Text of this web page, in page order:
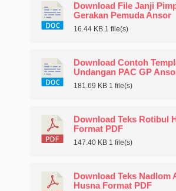
Download File Janji
Gerakan Pemuda Ansor
16.44 KB 1 file(s)
Download Contoh
Undangan PAC GP
181.69 KB 1 file(s)
Download Teks Rotibul
Format PDF
147.40 KB 1 file(s)
Download Teks Nadlom
Husna Format PDF